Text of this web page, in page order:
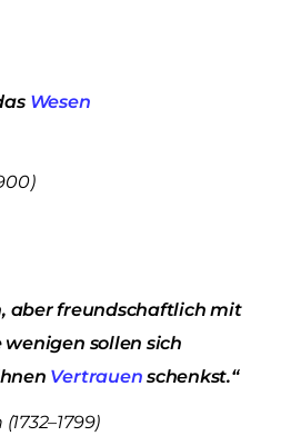
Wesen
aber freundschaftlich mit
sollen sich
Vertrauen schenkst.“